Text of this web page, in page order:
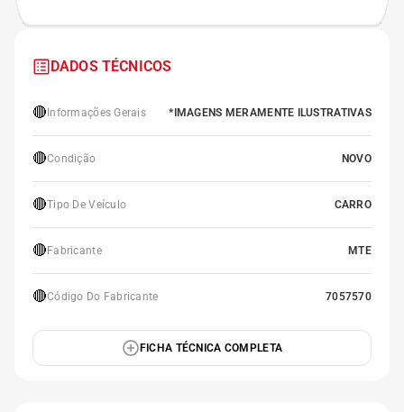
DADOS TÉCNICOS
🔴 Informações Gerais *IMAGENS MERAMENTE ILUSTRATIVAS
🔴Condição NOVO
🔴Tipo De Veículo CARRO
🔴 Fabricante MTE
🔴Código Do Fabricante 7057570
FICHA TÉCNICA COMPLETA